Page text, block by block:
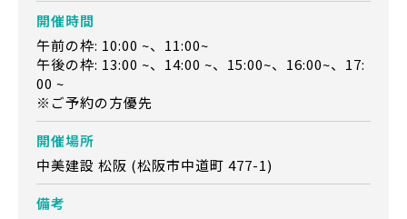
開催時間
午前の枠: 10:00 ~、11:00~
午後の枠: 13:00 ~、14:00 ~、15:00~、16:00~、17:
00 ~
※ご予約の方優先
開催場所
中美建設 松阪 (松阪市中道町 477-1)
備考